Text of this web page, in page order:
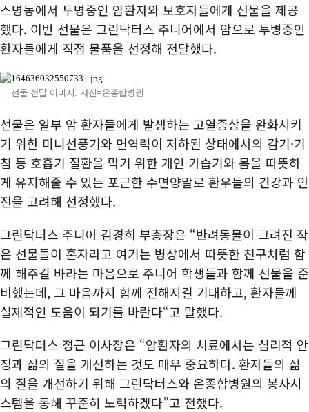
스병동에서 투병중인 암환자와 보호자들에게 선물을 제공
했다. 이번 선물은 그린닥터스 주니어에서 암으로 투병중인
환자들에게 직접 물품을 선정해 전달했다.
선물 전달 이미지. 사진=온종합병원
선물은 일부 암 환자들에게 발생하는 고열증상을 완화시키
기 위한 미니선풍기와 면역력이 저하된 상태에서의 감기·기
침 등 호흡기 질환을 막기 위한 개인 가습기와 몸을 따뜻하
게 유지해줄 수 있는 포근한 수면양말로 환우들의 건강과 안
전을 고려해 선정했다.
그린닥터스 주니어 김경희 부총장은 “반려동물이 그려진 작
은 선물들이 혼자라고 여기는 병상에서 따뜻한 친구처럼 함
께 해주길 바라는 마음으로 주니어 학생들과 함께 선물을 준
비했는데, 그 마음까지 함께 전해지길 기대하고, 환자들께
실제적인 도움이 되기를 바란다“고 말했다.
그린닥터스 정근 이사장은 “암환자의 치료에서는 심리적 안
정과 삶의 질을 개선하는 것도 매우 중요하다. 환자들의 삶
의 질을 개선하기 위해 그린닥터스와 온종합병원의 봉사시
스템을 통해 꾸준히 노력하겠다”고 전했다.